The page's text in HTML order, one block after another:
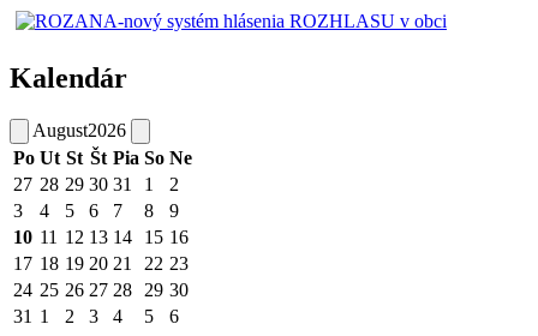
Kalendár
August2026
Po Ut St Št Pia So Ne
27 28 29 30 31 1
2
3
4 5 6 7 8
9
10 11 12 13 14 15 16
17 18 19 20 21 22 23
24 25 26 27 28 29 30
31 1 2 3 4 5 6